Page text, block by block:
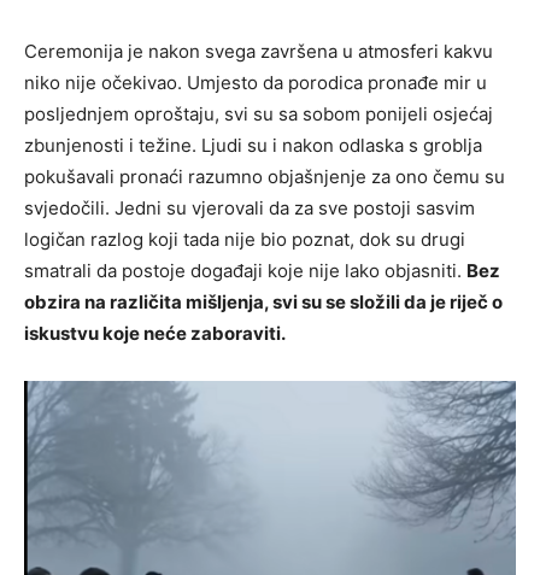
Ceremonija je nakon svega završena u atmosferi kakvu
niko nije očekivao. Umjesto da porodica pronađe mir u
posljednjem oproštaju, svi su sa sobom ponijeli osjećaj
zbunjenosti i težine. Ljudi su i nakon odlaska s groblja
pokušavali pronaći razumno objašnjenje za ono čemu su
svjedočili. Jedni su vjerovali da za sve postoji sasvim
logičan razlog koji tada nije bio poznat, dok su drugi
smatrali da postoje događaji koje nije lako objasniti. Bez
obzira na različita mišljenja, svi su se složili da je riječ o
iskustvu koje neće zaboraviti.